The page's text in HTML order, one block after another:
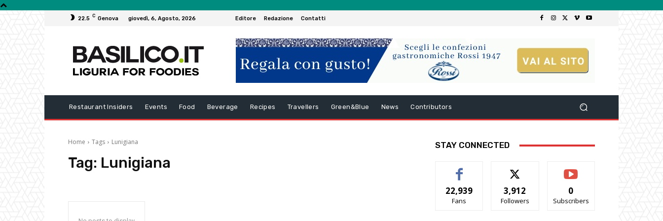
22.5 C Genova giovedì, 6, Agosto, 2026 Editore Redazione Contatti
Restaurant Insiders Events Food Beverage Recipes Travellers Green&Blue News Contributors
Home Tags Lunigiana
Tag: Lunigiana
STAY CONNECTED
22,939
Fans
3,912
Followers
0
Subscribers